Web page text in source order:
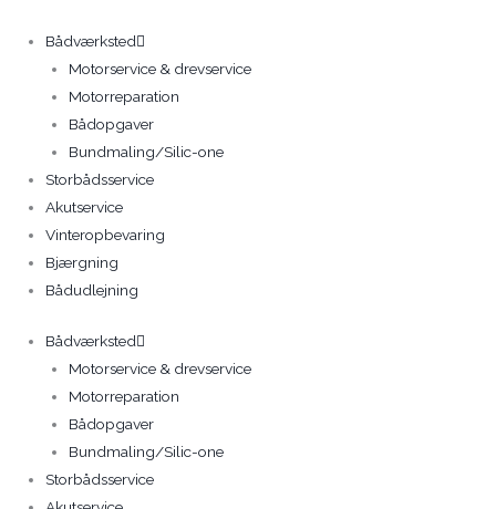
indholdet
Bådværksted
Motorservice & drevservice
Motorreparation
Bådopgaver
Bundmaling/Silic-one
Storbådsservice
Akutservice
Vinteropbevaring
Bjærgning
Bådudlejning
Bådværksted
Motorservice & drevservice
Motorreparation
Bådopgaver
Bundmaling/Silic-one
Storbådsservice